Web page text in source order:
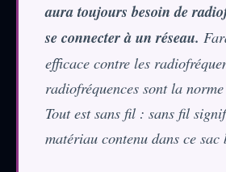
aura toujours besoin de
se connecter à un réseau.
efficace contre les
radiofréquences sont la
Tout est sans fil : sans fil
matériau contenu dans ce sac